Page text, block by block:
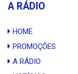
A RÁDIO
HOME
PROMOÇÕES
A RÁDIO